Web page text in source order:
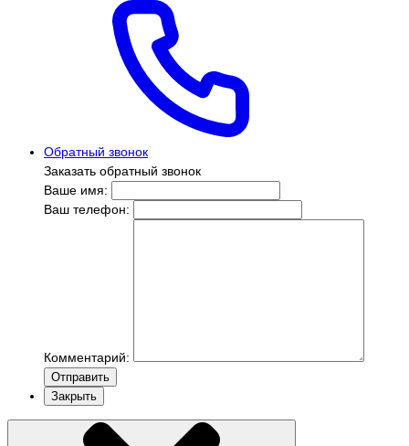
Обратный звонок
Заказать обратный звонок
Ваше имя:
Ваш телефон:
Комментарий:
Отправить
Закрыть